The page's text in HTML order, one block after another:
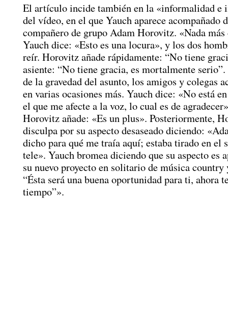
El artículo incide también en la «informalidad e
del vídeo, en el que Yauch aparece acompañado
compañero de grupo Adam Horovitz. «Nada más
Yauch dice: «Esto es una locura», y los dos
reír. Horovitz añade rápidamente: “No tiene
asiente: “No tiene gracia, es mortalmente
de la gravedad del asunto, los amigos y colegas
en varias ocasiones más. Yauch dice: «No está
el que me afecte a la voz, lo cual es de
Horovitz añade: «Es un plus». Posteriormente,
disculpa por su aspecto desaseado diciendo:
dicho para qué me traía aquí; estaba tirado en el
tele». Yauch bromea diciendo que su aspecto es
su nuevo proyecto en solitario de música country
“Ésta será una buena oportunidad para ti, ahora
tiempo”».